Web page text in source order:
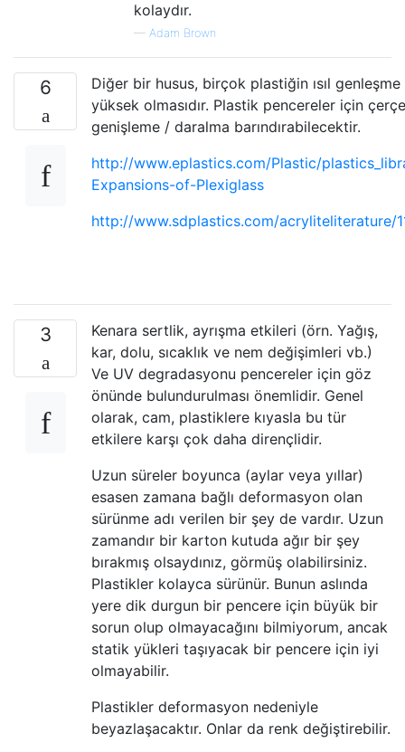
kolaydır.
— Adam Brown
6
Diğer bir husus, birçok plastiğin ısıl genleşme
yüksek olmasıdır. Plastik pencereler için
genişleme / daralma barındırabilecektir.
http://www.eplastics.com/Plastic/
Expansions-of-Plexiglass
http://www.sdplastics.com/acryliteliterature/
3
Kenara sertlik, ayrışma etkileri (örn. Yağış,
kar, dolu, sıcaklık ve nem değişimleri vb.)
Ve UV degradasyonu pencereler için göz
önünde bulundurulması önemlidir. Genel
olarak, cam, plastiklere kıyasla bu tür
etkilere karşı çok daha dirençlidir.
Uzun süreler boyunca (aylar veya yıllar)
esasen zamana bağlı deformasyon olan
sürünme adı verilen bir şey de vardır. Uzun
zamandır bir karton kutuda ağır bir şey
bırakmış olsaydınız, görmüş olabilirsiniz.
Plastikler kolayca sürünür. Bunun aslında
yere dik durgun bir pencere için büyük bir
sorun olup olmayacağını bilmiyorum, ancak
statik yükleri taşıyacak bir pencere için iyi
olmayabilir.
Plastikler deformasyon nedeniyle
beyazlaşacaktır. Onlar da renk değiştirebilir.